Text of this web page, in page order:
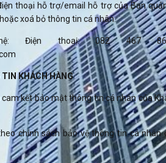
thoại hỗ trợ/email hỗ trợ của Ban
xoá bỏ thông tin cá nhân.
Điện thoaị: 082 467
KHÁCH HÀNG
kết bảo mật thông tin cá nhân của
chính sách bảo vệ thông tin cá nhân